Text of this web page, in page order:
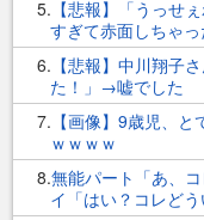
5
【悲報】「うっせ
すぎて赤面しちゃ
6
【悲報】中川翔子
た！」→嘘でした
7
【画像】9歳児、
ｗｗｗｗ
8 無能パート「あ、
イ「はい？コレど